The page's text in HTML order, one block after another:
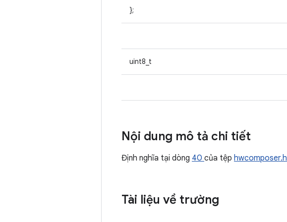
};
uint8_t
Nội dung mô tả chi tiết
Định nghĩa tại dòng 40 của tệp hwcomposer.h
Tài liệu về trường